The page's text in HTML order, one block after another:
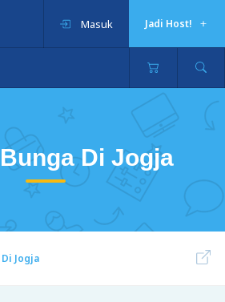
Jadi Host!
Masuk
Di Jogja
Jogja